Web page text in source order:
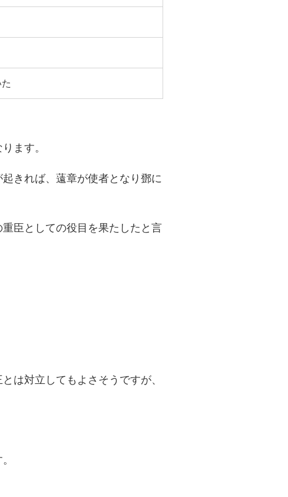
ます。
きれば、薳章が使者となり鄧に
臣としての役目を果たしたと言
は対立してもよさそうですが、